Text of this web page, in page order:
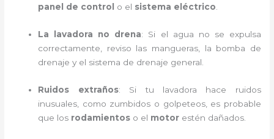
panel de control
o el sistema eléctrico
La lavadora no drena: Si el agua no se expulsa
correctamente, reviso las mangueras, la bomba de
drenaje y el sistema de drenaje general.
Ruidos extraños: Si tu lavadora hace ruidos
inusuales, como zumbidos o golpeteos, es probable
que los rodamientos o el motor estén dañados.